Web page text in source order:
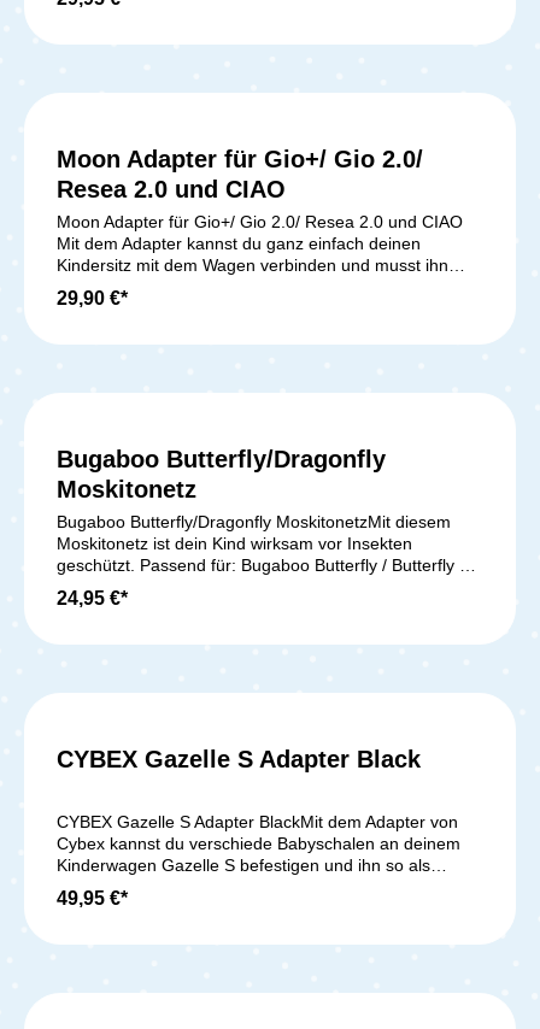
Kinderwagen befestigen.Kompatibel mit:Priam / e-
Moon Adapter für Gio+/ Gio 2.0/
Resea 2.0 und CIAO
Moon Adapter für Gio+/ Gio 2.0/ Resea 2.0 und CIAO
Mit dem Adapter kannst du ganz einfach deinen
Kindersitz mit dem Wagen verbinden und musst ihn
nicht mehr tragen. Lieferumfang: 1x Moon Adapter
für Gio+/ Gio 2.0/ Resea 2.0 und CIAO
29,90 €*
Bugaboo Butterfly/Dragonfly
Moskitonetz
Bugaboo Butterfly/Dragonfly MoskitonetzMit diesem
Moskitonetz ist dein Kind wirksam vor Insekten
geschützt. Passend für: Bugaboo Butterfly / Butterfly 2
Bugaboo Donkey / Donkey 2 / Donkey 3 Bugaboo
Dragonfly Bugaboo Fox / Fox 2 / Fox
24,95 €*
CYBEX Gazelle S Adapter Black
CYBEX Gazelle S Adapter BlackMit dem Adapter von
Cybex kannst du verschiede Babyschalen an deinem
Kinderwagen Gazelle S befestigen und ihn so als
praktisches Travelsystem nutzen. Auf das Gestell
können sämtliche Babyschalen des Herstellers
Gazelle S Lieferumfang: 1x Adapterset für Gazelle S
49,95 €*